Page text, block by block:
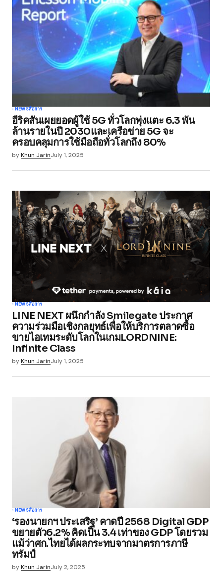
Required fields are marked*
Comment *
Your Name*
Your E-mail*
Save my name, email, and website in this
browser for the next time I comment.
Submit Comment
NEWSสื่อสาร
อีริคสันเผยยอดผู้ใช้ 5G ทั่วโลกพุ่งแตะ 6.3 พัน
ล้านรายในปี 2030และเครือข่าย 5G จะ
ครอบคลุมการใช้มือถือทั่วโลกถึง 80%
byKhun JarinJuly 1, 2025
NEWSสื่อสาร
LINE NEXT ผนึกกำลัง Smilegate ประกาศ
ความร่วมมือเชิงกลยุทธ์เพื่อให้บริการตลาดซื้อ
ขายไอเทมระดับโลกในเกมLORDNINE:
Infinite Class
byKhun JarinJuly 1, 2025
NEWSสื่อสาร
‘รองนายกฯ ประเสริฐ’ คาดปี 2568 Digital GDP
ขยายตัว6.2% คิดเป็น 3.4 เท่าของ GDP โดยรวม
แม้ว่าศก.ไทยได้ผลกระทบจากมาตรการภาษี
ทรัมป์
byKhun JarinJuly 2, 2025